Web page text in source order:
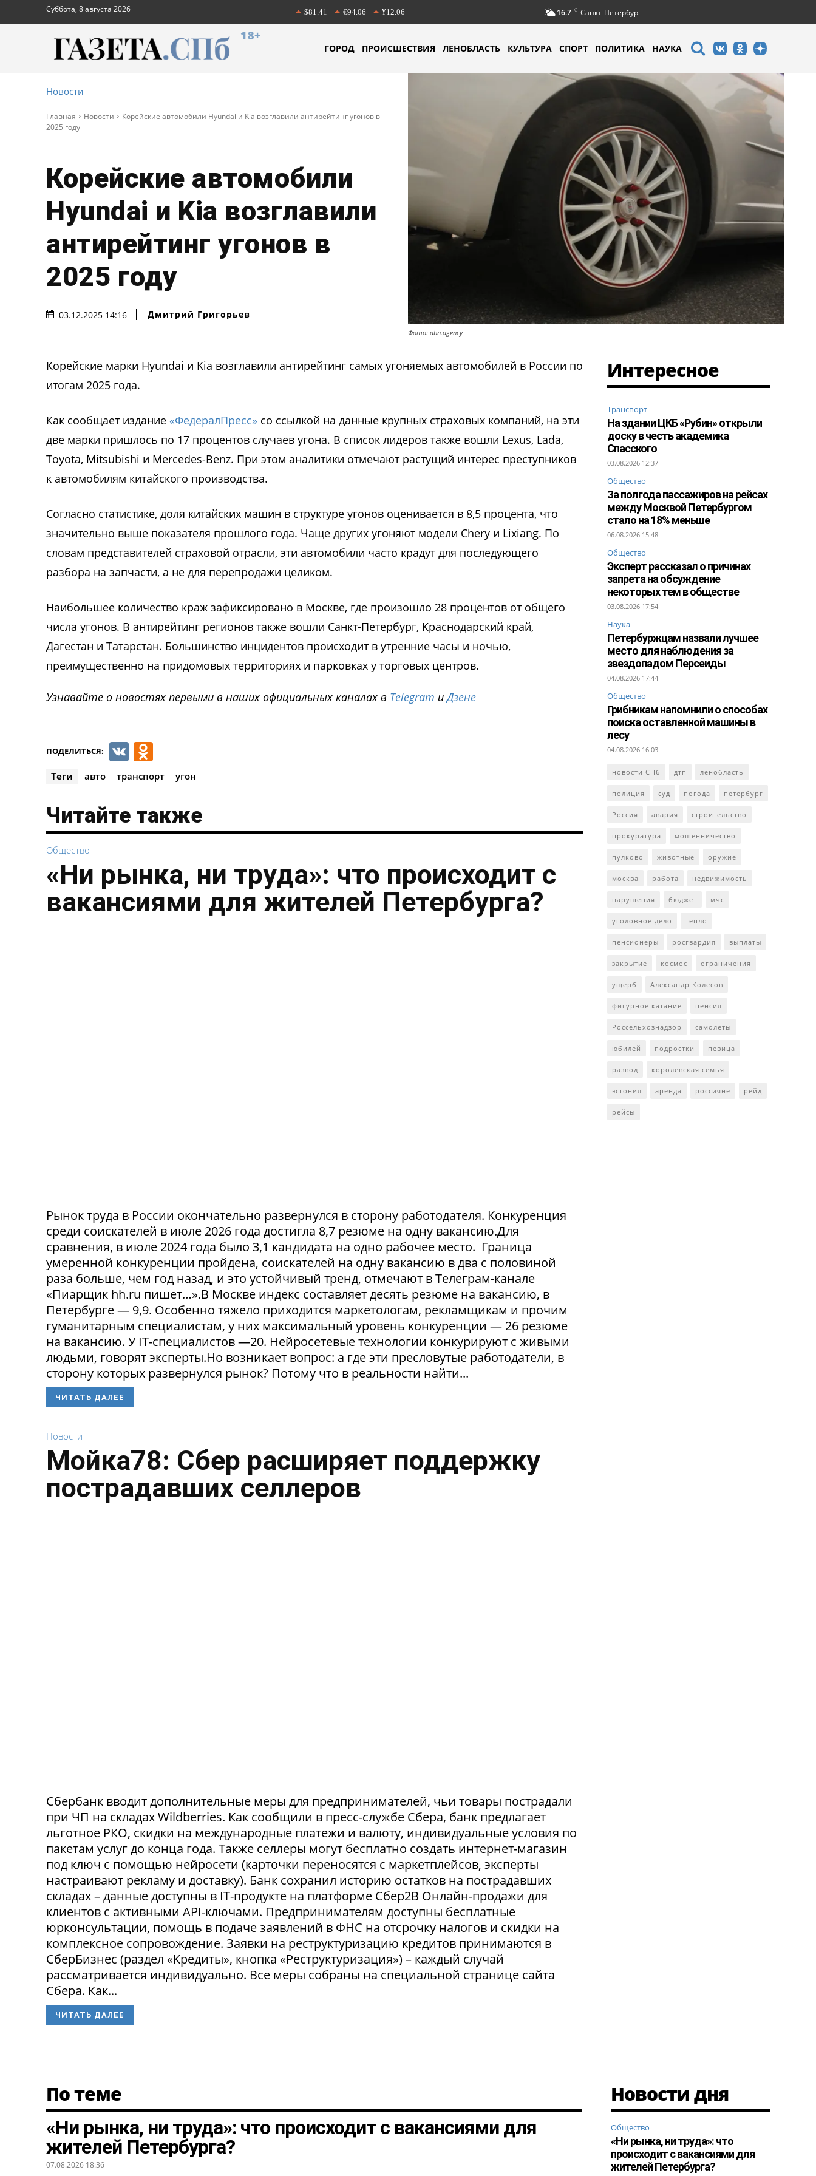
Суббота, 8 августа 2026 $81.41 €94.06 ¥12.06 16.7 C Санкт-Петербург
18+
ГОРОД ПРОИСШЕСТВИЯ ЛЕНОБЛАСТЬ КУЛЬТУРА СПОРТ ПОЛИТИКА НАУКА
Новости
Главная Новости
Корейские автомобили Hyundai и Kia возглавили антирейтинг угонов в
2025 году
Корейские автомобили
Hyundai и Kia возглавили
антирейтинг угонов в
2025 году
03.12.2025 14:16 Дмитрий Григорьев
Фото: abn.agency
Корейские марки Hyundai и Kia возглавили антирейтинг самых угоняемых автомобилей в России по
итогам 2025 года.
Как сообщает издание «ФедералПресс» со ссылкой на данные крупных страховых компаний, на эти
две марки пришлось по 17 процентов случаев угона. В список лидеров также вошли Lexus, Lada,
Toyota, Mitsubishi и Mercedes-Benz. При этом аналитики отмечают растущий интерес преступников
к автомобилям китайского производства.
Согласно статистике, доля китайских машин в структуре угонов оценивается в 8,5 процента, что
значительно выше показателя прошлого года. Чаще других угоняют модели Chery и Lixiang. По
словам представителей страховой отрасли, эти автомобили часто крадут для последующего
разбора на запчасти, а не для перепродажи целиком.
Наибольшее количество краж зафиксировано в Москве, где произошло 28 процентов от общего
числа угонов. В антирейтинг регионов также вошли Санкт-Петербург, Краснодарский край,
Дагестан и Татарстан. Большинство инцидентов происходит в утренние часы и ночью,
преимущественно на придомовых территориях и парковках у торговых центров.
Узнавайте о новостях первыми в наших официальных каналах в Telegram иДзене
ПОДЕЛИТЬСЯ: VK
Теги авто транспорт угон
Читайте также
Общество
«Ни рынка, ни труда»: что происходит с
вакансиями для жителей Петербурга?
Рынок труда в России окончательно развернулся в сторону работодателя. Конкуренция
среди соискателей в июле 2026 года достигла 8,7 резюме на одну вакансию.Для
сравнения, в июле 2024 года было 3,1 кандидата на одно рабочее место. Граница
умеренной конкуренции пройдена, соискателей на одну вакансию в два с половиной
раза больше, чем год назад, и это устойчивый тренд, отмечают в Телеграм-канале
«Пиарщик hh.ru пишет…».В Москве индекс составляет десять резюме на вакансию, в
Петербурге — 9,9. Особенно тяжело приходится маркетологам, рекламщикам и прочим
гуманитарным специалистам, у них максимальный уровень конкуренции — 26 резюме
на вакансию. У IT-специалистов —20. Нейросетевые технологии конкурируют с живыми
людьми, говорят эксперты.Но возникает вопрос: а где эти пресловутые работодатели, в
сторону которых развернулся рынок? Потому что в реальности найти...
ЧИТАТЬ ДАЛЕЕ
Новости
Мойка78: Сбер расширяет поддержку
пострадавших селлеров
Сбербанк вводит дополнительные меры для предпринимателей, чьи товары пострадали
при ЧП на складах Wildberries. Как сообщили в пресс-службе Сбера, банк предлагает
льготное РКО, скидки на международные платежи и валюту, индивидуальные условия по
пакетам услуг до конца года. Также селлеры могут бесплатно создать интернет-магазин
под ключ с помощью нейросети (карточки переносятся с маркетплейсов, эксперты
настраивают рекламу и доставку). Банк сохранил историю остатков на пострадавших
складах – данные доступны в IT-продукте на платформе Сбер2В Онлайн-продажи для
клиентов с активными API-ключами. Предпринимателям доступны бесплатные
юрконсультации, помощь в подаче заявлений в ФНС на отсрочку налогов и скидки на
комплексное сопровождение. Заявки на реструктуризацию кредитов принимаются в
СберБизнес (раздел «Кредиты», кнопка «Реструктуризация») – каждый случай
рассматривается индивидуально. Все меры собраны на специальной странице сайта
Сбера. Как...
ЧИТАТЬ ДАЛЕЕ
Интересное
Транспорт
На здании ЦКБ «Рубин» открыли
доску в честь академика
Спасского
03.08.2026 12:37
Общество
За полгода пассажиров на рейсах
между Москвой Петербургом
стало на 18% меньше
06.08.2026 15:48
Общество
Эксперт рассказал о причинах
запрета на обсуждение
некоторых тем в обществе
03.08.2026 17:54
Наука
Петербуржцам назвали лучшее
место для наблюдения за
звездопадом Персеиды
04.08.2026 17:44
Общество
Грибникам напомнили о способах
поиска оставленной машины в
лесу
04.08.2026 16:03
новости СПб дтп ленобласть
полиция суд погода петербург
Россия авария строительство
прокуратура мошенничество
пулково животные оружие
москва работа недвижимость
нарушения бюджет мчс
уголовное дело тепло
пенсионеры росгвардия выплаты
закрытие космос ограничения
ущерб Александр Колесов
фигурное катание пенсия
Россельхознадзор самолеты
юбилей подростки певица
развод королевская семья
эстония аренда россияне рейд
рейсы
Новости дня
Общество
«Ни рынка, ни труда»: что
происходит с вакансиями для
жителей Петербурга?
По теме
«Ни рынка, ни труда»: что происходит с вакансиями для
жителей Петербурга?
07.08.2026 18:36